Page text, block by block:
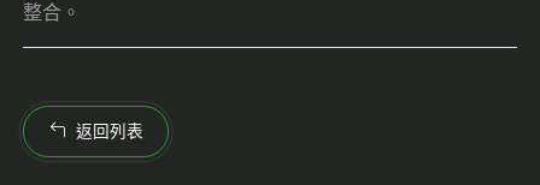
整合。
返回列表